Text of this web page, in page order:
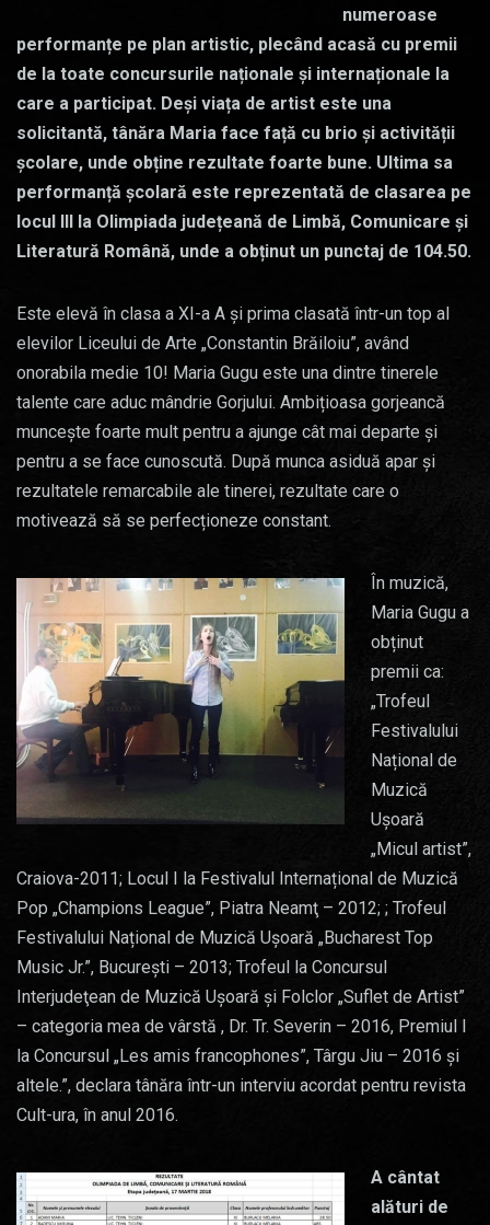
numeroase
performanțe pe plan artistic, plecând acasă cu premii
de la toate concursurile naționale și internaționale la
care a participat. Deși viața de artist este una
solicitantă, tânăra Maria face față cu brio și activității
școlare, unde obține rezultate foarte bune. Ultima sa
performanță școlară este reprezentată de clasarea pe
locul III la Olimpiada județeană de Limbă, Comunicare și
Literatură Română, unde a obținut un punctaj de 104.50.
Este elevă în clasa a XI-a A și prima clasată într-un top al
elevilor Liceului de Arte „Constantin Brăiloiu”, având
onorabila medie 10! Maria Gugu este una dintre tinerele
talente care aduc mândrie Gorjului. Ambițioasa gorjeancă
muncește foarte mult pentru a ajunge cât mai departe și
pentru a se face cunoscută. După munca asiduă apar și
rezultatele remarcabile ale tinerei, rezultate care o
motivează să se perfecționeze constant.
În muzică,
Maria Gugu a
obținut
premii ca:
„Trofeul
Festivalului
Național de
Muzică
Uşoară
„Micul artist”,
Craiova-2011; Locul I la Festivalul Internațional de Muzică
Pop „Champions League”, Piatra Neamţ – 2012; ; Trofeul
Festivalului Național de Muzică Uşoară „Bucharest Top
Music Jr.”, Bucureşti – 2013; Trofeul la Concursul
Interjudeţean de Muzică Ușoară și Folclor „Suflet de Artist”
– categoria mea de vârstă , Dr. Tr. Severin – 2016, Premiul I
la Concursul „Les amis francophones”, Târgu Jiu – 2016 și
altele.”, declara tânăra într-un interviu acordat pentru revista
Cult-ura, în anul 2016.
A cântat
alături de